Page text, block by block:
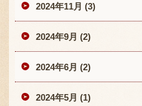
2024年11月 (3)
2024年9月 (2)
2024年6月 (2)
2024年5月 (1)